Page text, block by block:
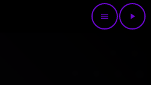
menu play_arrow